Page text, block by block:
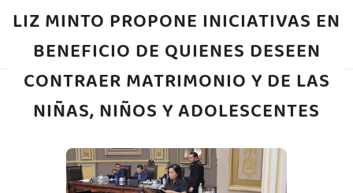
LIZ MINTO PROPONE INICIATIVAS EN
BENEFICIO DE QUIENES DESEEN
CONTRAER MATRIMONIO Y DE LAS
NIÑAS, NIÑOS Y ADOLESCENTES